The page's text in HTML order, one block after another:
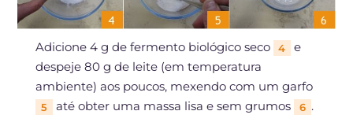
Adicione 4 g de fermento biológico seco 4
e
despeje 80 g de leite (em temperatura
ambiente) aos poucos, mexendo com um garfo
5 até obter uma massa lisa e sem grumos 6 .